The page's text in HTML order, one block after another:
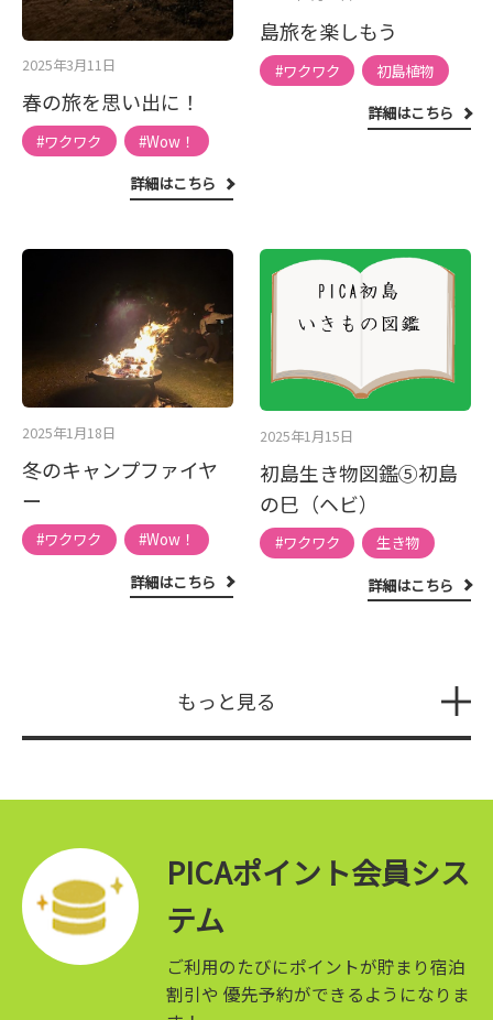
2025年3月11日
春の旅を思い出に！
#ワクワク
#Wow！
詳細はこちら
島旅を楽しもう
#ワクワク
初島植物
詳細はこちら
2025年1月18日
冬のキャンプファイヤ
ー
#ワクワク
#Wow！
詳細はこちら
2025年1月15日
初島生き物図鑑⑤初島
の巳（ヘビ）
#ワクワク
生き物
詳細はこちら
もっと見る
PICAポイント会員シス
テム
ご利用のたびにポイントが貯まり宿泊
割引や 優先予約ができるようになりま